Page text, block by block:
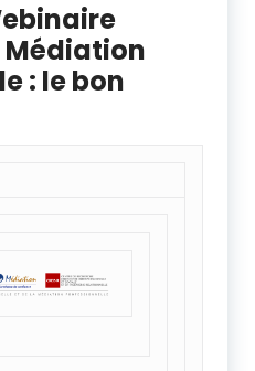
Médiation
: le bon